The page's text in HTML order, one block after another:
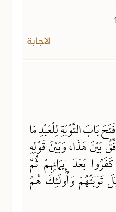
الاجابة
بَابَ التَّوْبَةِ لِلْعَبْدِ مَا
بَيْنَ هَذَا، وَبَيْنَ قَوْلِهِ
بَعْدَ إِيمَانِهِمْ ثُمَّ
تَوْبَتُهُمْ وَأُولَئِكَ هُمُ